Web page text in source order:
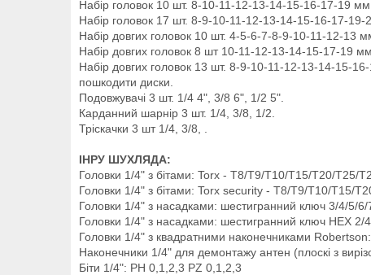
Набір головок 10 шт. 8-10-11-12-13-14-15-16-17-19
Набір головок 17 шт. 8-9-10-11-12-13-14-15-16-17-
Набір довгих головок 10 шт. 4-5-6-7-8-9-10-11-12-13
Набір довгих головок 8 шт 10-11-12-13-14-15-17-19
Набір довгих головок 13 шт. 8-9-10-11-12-13-14-15-
пошкодити диски.
Подовжувачі 3 шт. 1/4 4", 3/8 6", 1/2 5".
Карданний шарнір 3 шт. 1/4, 3/8, 1/2.
Тріскачки 3 шт 1/4, 3/8, .
ІНРУ ШУХЛЯДА:
Головки 1/4" з бітами: Torx - T8/T9/T10/T15/T20/T25/
Головки 1/4" з бітами: Torx security - T8/T9/T10/T15/
Головки 1/4" з насадками: шестигранний ключ 3/4/5/
Головки 1/4" з насадками: шестигранний ключ HEX 2/
Головки 1/4" з квадратними наконечниками
Наконечники 1/4" для демонтажу антен (плоскі з
Біти 1/4": PH 0,1,2,3 PZ 0,1,2,3